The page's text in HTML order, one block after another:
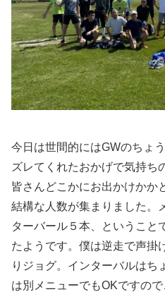
今日は世間的にはGWのちょ
ズレてくれたおかげで気持ち
皆さんどこかにお出かけかか
結構な人数が集まりました。
ターバール５本、ということ
たようです。僕は逆走で声掛
りジョグ。インターバルは
は別メニューでもOKですの